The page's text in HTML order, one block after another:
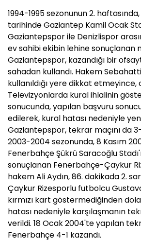
1994-1995 sezonunun 2. haftasında,
tarihinde Gaziantep Kamil Ocak
Gaziantepspor ile Denizlispor
ev sahibi ekibin lehine sonuçlanan
Gaziantepspor, kazandığı bir
sahadan kullandı. Hakem
kullanıldığı yere dikkat
Televizyonlarda kural ihlalinin
sonucunda, yapılan başvuru
edilerek, kural hatası nedeniyle
Gaziantepspor, tekrar maçını da 3-
2003-2004 sezonunda, 8 Kasım
Fenerbahçe Şükrü Saracoğlu
sonuçlanan Fenerbahçe-Çaykur
hakem Ali Aydın, 86. dakikada 2.
Çaykur Rizesporlu futbolcu
kırmızı kart göstermediğinden
hatası nedeniyle karşılaşmanın
verildi. 18 Ocak 2004'te yapılan
Fenerbahçe 4-1 kazandı.